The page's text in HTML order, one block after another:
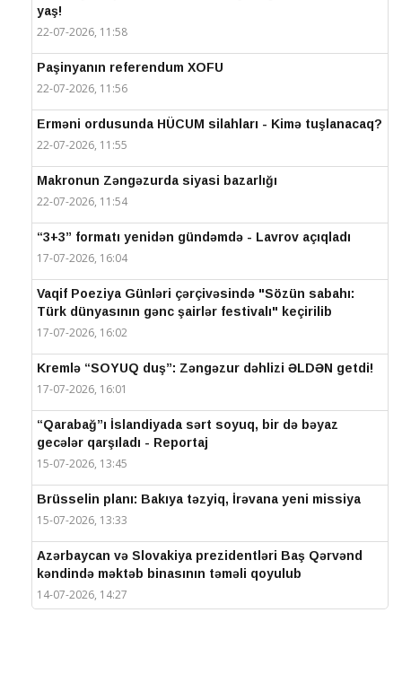
yaş!
22-07-2026, 11:58
Paşinyanın referendum XOFU
22-07-2026, 11:56
Erməni ordusunda HÜCUM silahları - Kimə tuşlanacaq?
22-07-2026, 11:55
Makronun Zəngəzurda siyasi bazarlığı
22-07-2026, 11:54
“3+3” formatı yenidən gündəmdə - Lavrov açıqladı
17-07-2026, 16:04
Vaqif Poeziya Günləri çərçivəsində "Sözün sabahı:
Türk dünyasının gənc şairlər festivalı" keçirilib
17-07-2026, 16:02
Kremlə “SOYUQ duş”: Zəngəzur dəhlizi ƏLDƏN getdi!
17-07-2026, 16:01
“Qarabağ”ı İslandiyada sərt soyuq, bir də bəyaz
gecələr qarşıladı - Reportaj
15-07-2026, 13:45
Brüsselin planı: Bakıya təzyiq, İrəvana yeni missiya
15-07-2026, 13:33
Azərbaycan və Slovakiya prezidentləri Baş Qərvənd
kəndində məktəb binasının təməli qoyulub
14-07-2026, 14:27